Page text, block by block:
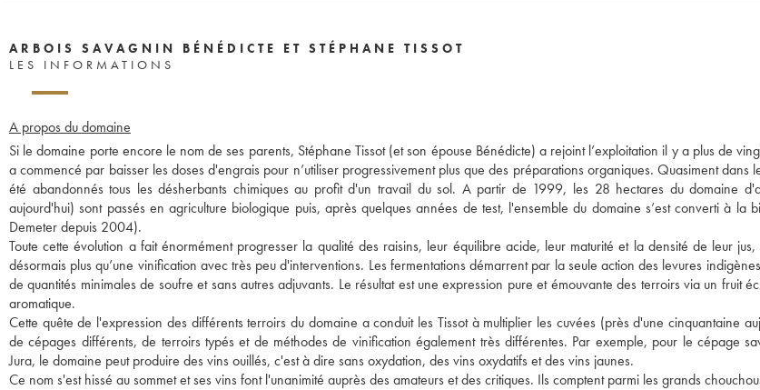
ARBOIS SAVAGNIN BÉNÉDICTE ET STÉPHANE TISSOT
LES INFORMATIONS
A propos du domaine
Si le domaine porte encore le nom de ses parents, Stéphane Tissot (et son épouse Bénédicte) a rejoint l’exploitation il y a plus de
a commencé par baisser les doses d'engrais pour n’utiliser progressivement plus que des préparations organiques. Quasiment dans
été abandonnés tous les désherbants chimiques au profit d'un travail du sol. A partir de 1999, les 28 hectares du domaine
aujourd'hui) sont passés en agriculture biologique puis, après quelques années de test, l'ensemble du domaine s’est converti à la
Demeter depuis 2004).
Toute cette évolution a fait énormément progresser la qualité des raisins, leur équilibre acide, leur maturité et la densité de leur
désormais plus qu’une vinification avec très peu d'interventions. Les fermentations démarrent par la seule action des levures
de quantités minimales de soufre et sans autres adjuvants. Le résultat est une expression pure et émouvante des terroirs via un fruit
aromatique.
Cette quête de l'expression des différents terroirs du domaine a conduit les Tissot à multiplier les cuvées (près d'une cinquantaine
de cépages différents, de terroirs typés et de méthodes de vinification également très différentes. Par exemple, pour le cépage
Jura, le domaine peut produire des vins ouillés, c'est à dire sans oxydation, des vins oxydatifs et des vins jaunes.
Ce nom s'est hissé au sommet et ses vins font l'unanimité auprès des amateurs et des critiques. Ils comptent parmi les grands